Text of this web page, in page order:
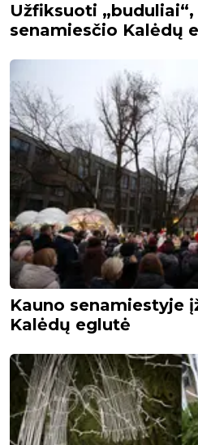
Užfiksuoti
senamiesčio Kalėdų
Kauno senamiestyje
Kalėdų eglutė